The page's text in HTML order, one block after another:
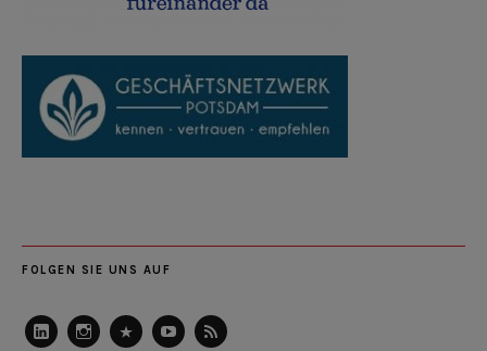
FOLGEN SIE UNS AUF